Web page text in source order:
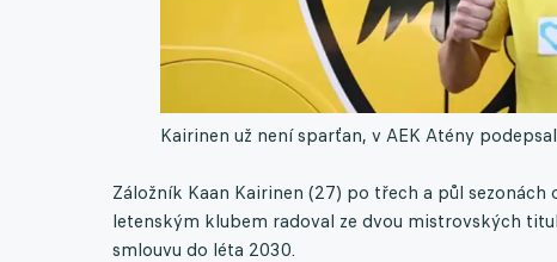
Kairinen už není sparťan, v AEK Atény
Záložník Kaan Kairinen (27) po třech a půl
letenským klubem radoval ze dvou mistrovských
smlouvu do léta 2030.